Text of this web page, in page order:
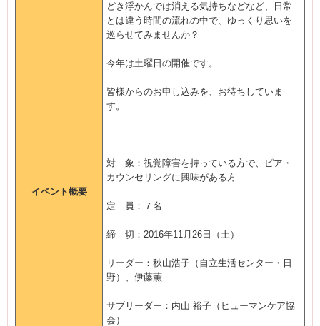
イベント概要
どき浮かんでは消える気持ちなどなど、日常
とは違う時間の流れの中で、ゆっくり思いを
巡らせてみませんか？
今年は土曜日の開催です。
皆様からのお申し込みを、お待ちしていま
す。
対 象：視覚障害を持っている方で、ピア・
カウンセリングに興味がある方
定 員：７名
締 切：2016年11月26日（土）
リーダー：秋山浩子（自立生活センター・日
野）、伊藤薫
サブリーダー：内山 裕子（ヒューマンケア協
会）